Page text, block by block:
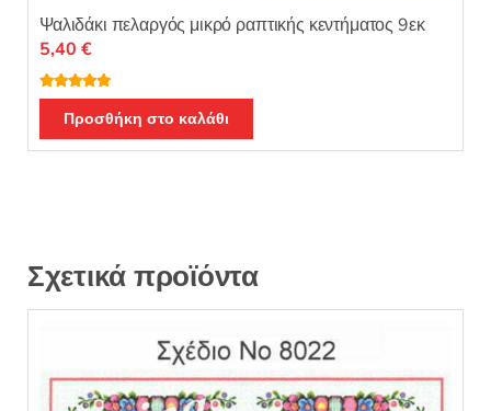
Ψαλιδάκι πελαργός μικρό ραπτικής κεντήματος 9εκ
Βαθμολογή
θηκε με5.00
από 5
5,40 €
Προσθήκη στο καλάθι
Σχετικά προϊόντα